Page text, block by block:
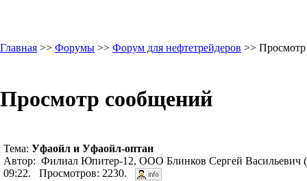
Главная >> Форумы >> Форум для нефтетрейдеров >>
Просмотр сообщений
Тема: Уфаойл и Уфаойл-оптан
Автор: Филиал Юпитер-12, ООО Блинков Сергей Васильевич (
09:22. Просмотров: 2230.